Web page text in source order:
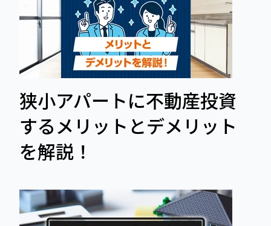
狭小アパートに不動産投資
するメリットとデメリット
を解説！